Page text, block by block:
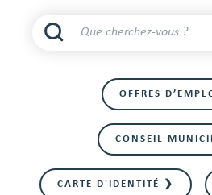
OFFRES
CONSEIL
CARTE D'IDENTITÉ ❯